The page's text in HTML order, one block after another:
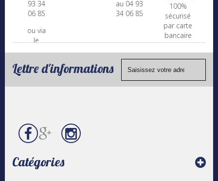
93 34
06 85
ou via
le
contact
au 04 93
34 06 85
100%
sécurisé
par carte
bancaire
(Mastercard,
Visa, ...) et
Lettre d'informations
Catégories